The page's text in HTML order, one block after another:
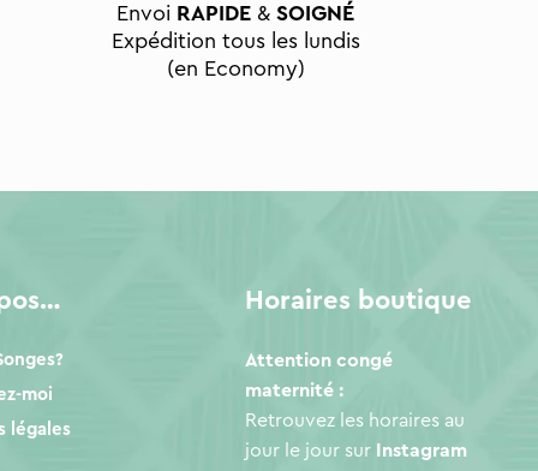
Envoi RAPIDE &SOIGNÉ
Expédition tous les lundis
(en Economy)
moi
légales
Horaires boutique
Attention congé
maternité :
Retrouvez les horaires au
jour le jour sur
Instagram